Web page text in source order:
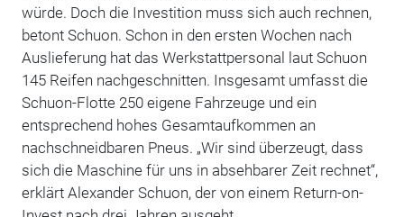
würde. Doch die Investition muss sich auch rechnen,
betont Schuon. Schon in den ersten Wochen nach
Auslieferung hat das Werkstattpersonal laut Schuon
145 Reifen nachgeschnitten. Insgesamt umfasst die
Schuon-Flotte 250 eigene Fahrzeuge und ein
entsprechend hohes Gesamtaufkommen an
nachschneidbaren Pneus. „Wir sind überzeugt, dass
sich die Maschine für uns in absehbarer Zeit rechnet“,
erklärt Alexander Schuon, der von einem Return-on-